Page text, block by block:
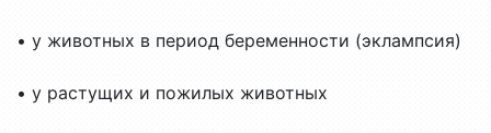
• у животных в период беременности (эклампсия)
• у растущих и пожилых животных